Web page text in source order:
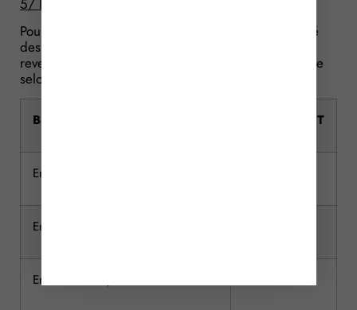
Pour le calcul des droits de donation, il est appliqué
des abattements qui viennent diminuer la part nette
revenant à chaque bénéficiaire, dont le montant varie
selon le détail suivant.
BENEFICIAIRE ABATTEMENT
En ligne directe
Entre époux et partenaires de PACS
En faveur des petits-enfants